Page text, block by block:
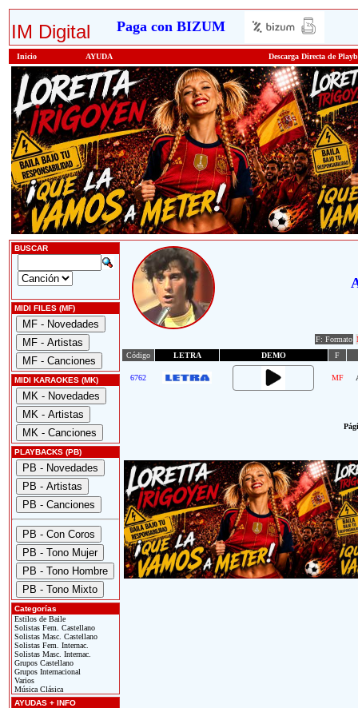
IM Digital Paga con BIZUM
Inicio AYUDA Descarga Directa de
BUSCAR
MIDI FILES (MF)
MIDI KARAOKES (MK)
PLAYBACKS (PB)
Categorías
Estilos de Baile
Solistas Fem. Castellano
Solistas Masc. Castellano
Solistas Fem. Internac.
Solistas Masc. Internac.
Grupos Castellano
Grupos Internacional
Varios
Música Clásica
AYUDAS + INFO
F: Formato
Código
LETRA DEMO F
6762 MF